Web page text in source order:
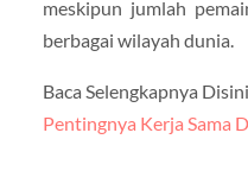
meskipun jumlah
berbagai wilayah dunia.
Baca Selengkapnya
Pentingnya Kerja Sama